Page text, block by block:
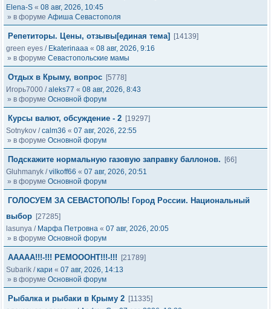
Elena-S « 08 авг, 2026, 10:45
» в форуме Афиша Севастополя
Репетиторы. Цены, отзывы[единая тема]
[14139]
green eyes / Ekaterinaaa « 08 авг, 2026, 9:16
» в форуме Севастопольские мамы
Отдых в Крыму, вопрос [5778]
Игорь7000 /aleks77 « 08 авг, 2026, 8:43
» в форуме Основной форум
Курсы валют, обсуждение - 2 [19297]
Sotnykov /calm36 « 07 авг, 2026, 22:55
» в форуме Основной форум
Подскажите нормальную газовую заправку баллонов.
[66]
Gluhmanyk /vilkoff66 « 07 авг, 2026, 20:51
» в форуме Основной форум
ГОЛОСУЕМ ЗА СЕВАСТОПОЛЬ! Город России. Национальный
выбор [27285]
lasunya / Марфа Петровна « 07 авг, 2026, 20:05
» в форуме Основной форум
ААААА!!!-!!! РЕМОООНТ!!!-!!!
[21789]
Subarik /кари « 07 авг, 2026, 14:13
» в форуме Основной форум
Рыбалка и рыбаки в Крыму 2 [11335]